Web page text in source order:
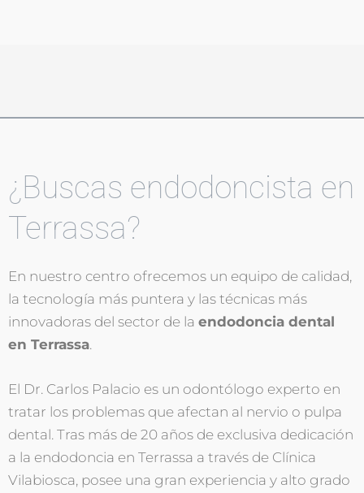
¿Buscas endodoncista en
Terrassa?
En nuestro centro ofrecemos un equipo de calidad,
la tecnología más puntera y las técnicas más
innovadoras del sector de la endodoncia dental
en Terrassa.
El Dr. Carlos Palacio es un odontólogo experto en
tratar los problemas que afectan al nervio o pulpa
dental. Tras más de 20 años de exclusiva dedicación
a la endodoncia en Terrassa a través de Clínica
Vilabiosca, posee una gran experiencia y alto grado